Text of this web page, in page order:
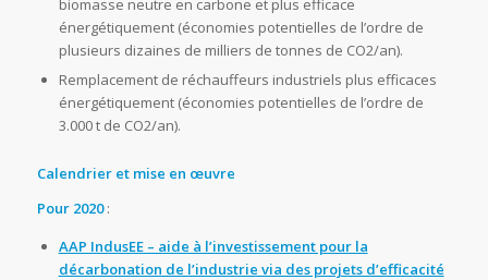
énergétiquement (économies potentielles de l’ordre de
plusieurs dizaines de milliers de tonnes de CO2/an).
Remplacement de réchauffeurs industriels plus efficaces
énergétiquement (économies potentielles de l’ordre de
3.000 t de CO2/an).
Calendrier et mise en œuvre
Pour 2020:
AAP IndusEE – aide à l’investissement pour la
décarbonation de l’industrie via des projets d’efficacité